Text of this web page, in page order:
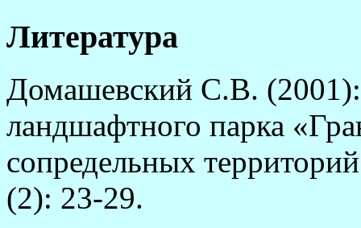
Литература
Домашевский С.В. (2001):
ландшафтного парка
сопредельных
(2): 23-29.